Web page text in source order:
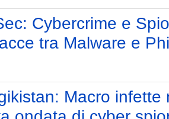
Cybercrime e
tra Malware e
Macro infette